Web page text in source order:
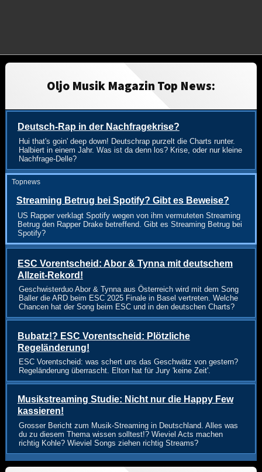
Oljo Musik Magazin Top News:
Deutsch-Rap in der Nachfragekrise?
Hui that's goin' deep down! Deutschrap purzelt die Charts runter.
Halbiert in einem Jahr. Was ist da denn los? Krise, oder nur kleine
Nachfrage-Delle?
Topnews
Streaming Betrug bei Spotify? Gibt es Beweise?
US Rapper verklagt Spotify wegen von ihm vermuteten Streaming
Betrug den Rapper Drake betreffend. Gibt es Streaming Betrug bei
Spotify?
ESC Vorentscheid: Abor & Tynna mit deutschem
Allzeit-Rekord!
Geschwisterduo Abor & Tynna aus Österreich wird mit dem Song
Baller die ARD beim ESC 2025 Finale in Basel vertreten. Welche
Chancen hat der Song beim ESC und in den deutschen Charts?
Bubatz!? ESC Vorentscheid: Plötzliche
Regeländerung!
ESC Vorentscheid: was schert uns das Geschwätz von gestern?
Regeländerung überrascht. Elton hat für Jury 'keine Zeit'.
Musikstreaming Studie: Nicht nur die Happy Few
kassieren!
Grosser Bericht zum Musik-Streaming in Deutschland. Alles was
du zu diesem Thema wissen solltest!? Wieviel Acts machen
richtig Kohle? Wieviel Songs ziehen richtig Streams?